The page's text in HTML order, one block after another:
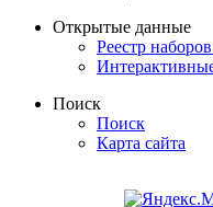
Открытые данные
Реестр
Поиск
Поиск
Карта сайта